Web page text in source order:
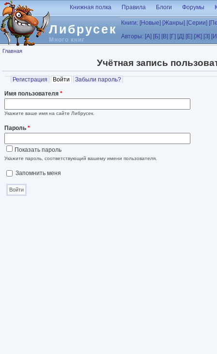
Перейти к основному содержанию
Либрусек
Много книг
Книжная полка Правила Блоги Форумы
Книги: [Новые] [Жанры] [Серии]
Авторы: [А] [Б] [В] [Г] [Д] [Е] [Ж] [З]
Вы здесь
Главная
Учётная запись
Главные вкладки
Регистрация Войти (активная вкладка)
Забыли пароль?
Имя пользователя *
Укажите ваше имя на сайте Либрусек.
Пароль *
Показать пароль
Укажите пароль, соответствующий вашему имени пользователя.
Запомнить меня